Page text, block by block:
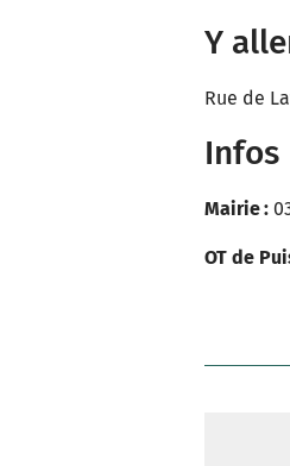
Y
Rue de
Infos
Mairie :
OT de